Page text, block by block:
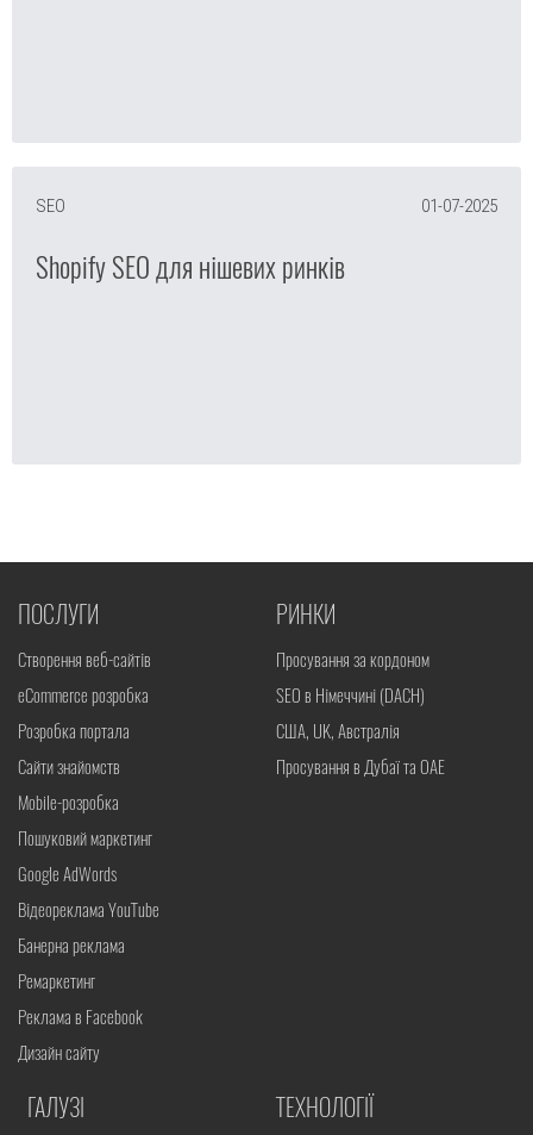
SEO 01-07-2025
Shopify SEO для нішевих ринків
ПОСЛУГИ
Створення веб-сайтів
eCommerce розробка
Розробка портала
Сайти знайомств
Mobile-розробка
Пошуковий маркетинг
Google AdWords
Відеореклама YouTube
Банерна реклама
Ремаркетинг
Реклама в Facebook
Дизайн сайту
РИНКИ
Просування за кордоном
SEO в Німеччині (DACH)
США, UK, Австралія
Просування в Дубаї та ОАЕ
ГАЛУЗІ ТЕХНОЛОГІЇ